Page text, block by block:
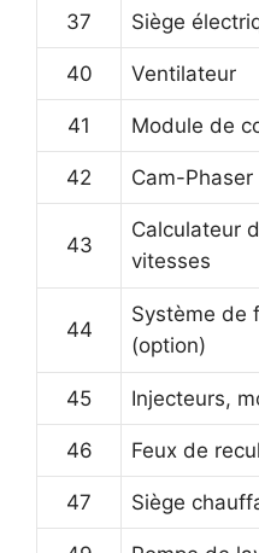
37 Siège
40 Ventilateur
41 Module de
42 Cam-
43
Calculateur
vitesses
44
Système de
(option)
45 Injecteurs,
46 Feux de recul
47 Siège